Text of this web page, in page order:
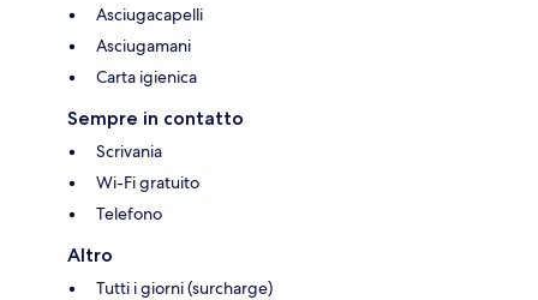
Asciugacapelli
Asciugamani
Carta igienica
Sempre in contatto
Scrivania
Wi-Fi gratuito
Telefono
Altro
Tutti i giorni (surcharge)